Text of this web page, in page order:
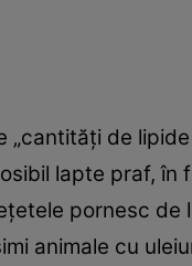
de
lapte praf, în
pornesc
animale cu